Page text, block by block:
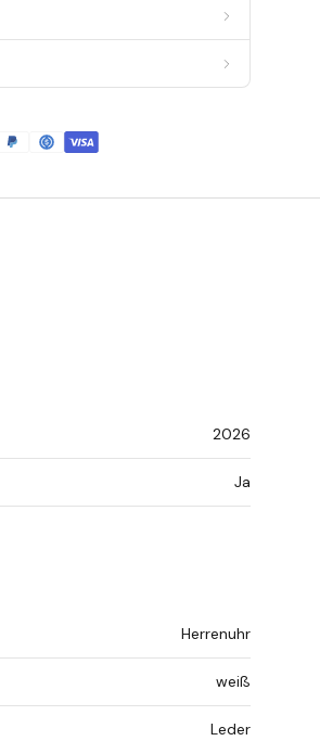
2026
Ja
Herrenuhr
weiß
Leder